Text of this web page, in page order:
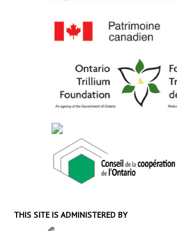
THIS SITE IS ADMINISTERED BY